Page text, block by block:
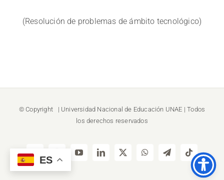
(Resolución de problemas de ámbito tecnológico)
© Copyright | Universidad Nacional de Educación UNAE | Todos
los derechos reservados
FacebookInstagramYouTubeLinkedIn
X WhatsAppTelegramTiktok
ES